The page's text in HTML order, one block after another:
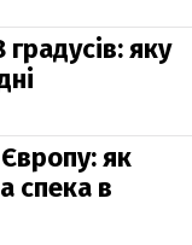
яку
як
спека в